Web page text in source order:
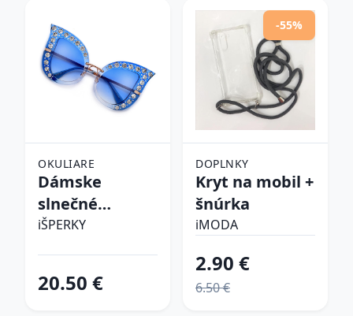
OKULIARE
Dámske
slnečné
okuliare
iŠPERKY
20.50 €
-55%
DOPLNKY
Kryt na mobil +
šnúrka
iMODA
2.90 €
6.50 €